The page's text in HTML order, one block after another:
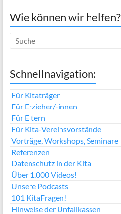
Wie können wir helfen?
Schnellnavigation:
Für Kitaträger
Für Erzieher/-innen
Für Eltern
Für Kita-Vereinsvorstände
Vorträge, Workshops, Seminare
Referenzen
Datenschutz in der Kita
Über 1.000 Videos!
Unsere Podcasts
101 KitaFragen!
Hinweise der Unfallkassen